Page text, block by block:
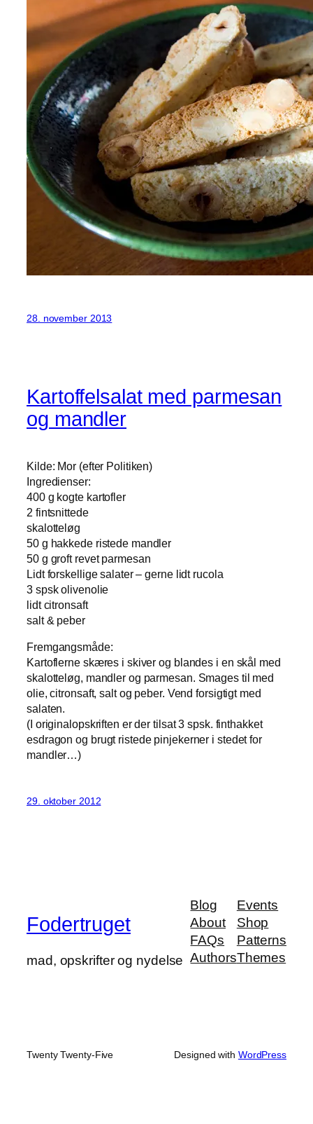
28. november 2013
Kartoffelsalat med parmesan
og mandler
Kilde: Mor (efter Politiken)
Ingredienser:
400 g kogte kartofler
2 fintsnittede
skalotteløg
50 g hakkede ristede mandler
50 g groft revet parmesan
Lidt forskellige salater – gerne lidt rucola
3 spsk olivenolie
lidt citronsaft
salt & peber
Fremgangsmåde:
Kartoflerne skæres i skiver og blandes i en skål med
skalotteløg, mandler og parmesan. Smages til med
olie, citronsaft, salt og peber. Vend forsigtigt med
salaten.
(I originalopskriften er der tilsat 3 spsk. finthakket
esdragon og brugt ristede pinjekerner i stedet for
mandler…)
29. oktober 2012
Fodertruget
mad, opskrifter og nydelse
Blog
About
FAQs
Authors
Events
Shop
Patterns
Themes
Twenty Twenty-Five Designed with WordPress